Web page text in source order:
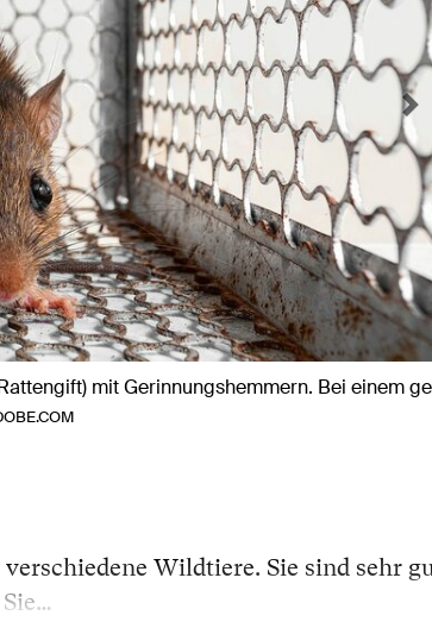
mit Gerinnungshemmern. Bei einem
Wildtiere. Sie sind sehr